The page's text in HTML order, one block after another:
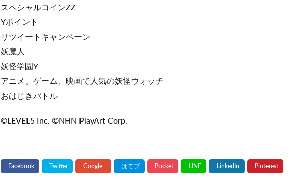
スペシャルコインZZ
Yポイント
リツイートキャンペーン
妖魔人
妖怪学園Y
アニメ、ゲーム、映画で人気の妖怪ウォッチ
おはじきバトル
©LEVEL5 Inc. ©NHN PlayArt Corp.